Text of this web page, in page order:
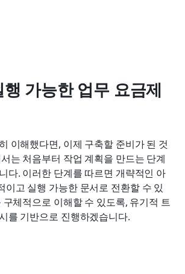
가능한 업무 요금제
이해했다면, 이제 구축할 준비가 된 것
는 처음부터 작업 계획을 만드는 단계
다. 이러한 단계를 따르면 개략적인 아
이고 실행 가능한 문서로 전환할 수 있
체적으로 이해할 수 있도록, 유기적 트
를 기반으로 진행하겠습니다.